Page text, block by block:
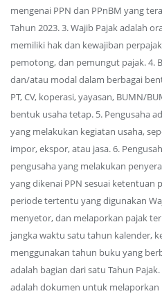
mengenai PPN dan PPnBM yang
Tahun 2023. 3. Wajib Pajak adalah
memiliki hak dan kewajiban
pemotong, dan pemungut pajak. 4.
dan/atau modal dalam berbagai
PT, CV, koperasi, yayasan, BUMN/
bentuk usaha tetap. 5. Pengusaha
yang melakukan kegiatan usaha,
impor, ekspor, atau jasa. 6.
pengusaha yang melakukan
yang dikenai PPN sesuai ketentuan
periode tertentu yang digunakan
menyetor, dan melaporkan pajak
jangka waktu satu tahun kalender,
menggunakan tahun buku yang
adalah bagian dari satu Tahun
adalah dokumen untuk